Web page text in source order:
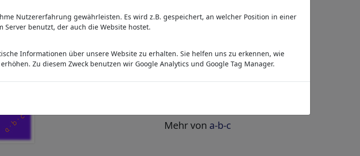
& Web
HighRes-Download
sofort
täglich aktualisiert
Mehr von a-b-c
Nutzererfahrung gewährleisten. Es wird z.B. gespeichert, an welcher Position in einer
benutzt, der auch die Website hostet.
Informationen über unsere Website zu erhalten. Sie helfen uns zu erkennen, wie
Zu diesem Zweck benutzen wir Google Analytics und Google Tag Manager.